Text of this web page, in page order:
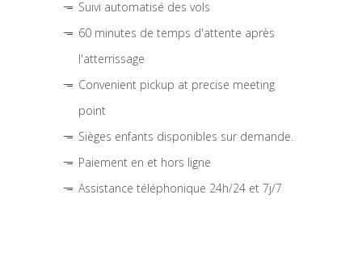
Suivi automatisé des vols
60 minutes de temps d'attente après
l'atterrissage
Convenient pickup at precise meeting
point
Sièges enfants disponibles sur demande.
Paiement en et hors ligne
Assistance téléphonique 24h/24 et 7j/7